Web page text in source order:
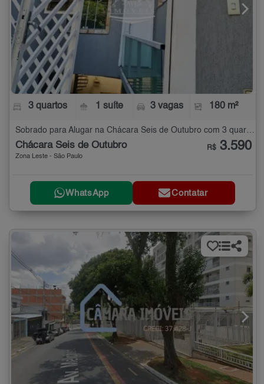
3 quartos 1 suíte 3 vagas 180 m²
Chácara Seis de Outubro
Zona Leste - São Paulo
R$ 3.590
WhatsApp Contatar